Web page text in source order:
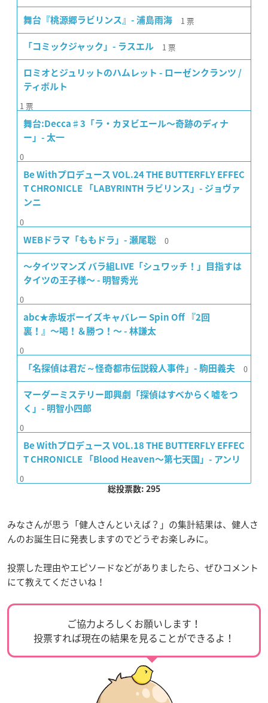
舞台『桃源郷ラビリンス』- 浦島雨海 1 票
「コミックジャック」- ラスエル 1 票
ロミオとジュリットのハムレット - ローゼンクランツ /
ティボルト
1 票
舞台:Decca♯3「ラ・カヌビエール〜奇跡のディナ
ー」- 太一
0
Be Withプロデュース VOL.24 THE BUTTERFLY EFFEC
T CHRONICLE 「LABYRINTH ラビリンス」- ジョヴァ
ンニ
0
WEBドラマ「ももドラ」- 瀬尾聡 0
〜タイツマンズ バラ組LIVE「シュワッチ！」目指すは
タイツの王子様〜 - 明智秀光
0
abc★赤坂ボーイズキャバレー Spin Off 『2回
裏！』〜喝！＆勝つ！〜 - 林謙太
0
「名探偵は君だ～怪奇都市伝説殺人事件」- 駒田義夫 0
マーダーミステリー即興劇「探偵はすべからく嘘をつ
く」- 明智小四郎
0
Be Withプロデュース VOL.18 THE BUTTERFLY EFFEC
T CHRONICLE 「Blood Heaven〜第七天国」- アンリ
0
総投票数: 295
みなさんが思う「健人さんといえば？」の集計結果は、健人さ
んのお誕生日に発表しますのでどうぞお楽しみに。
投票した理由やエピソードなどがありましたら、ぜひコメント
にて教えてくださいね！
ご協力よろしくお願いします！
投票すれば現在の結果を見ることができるよ！